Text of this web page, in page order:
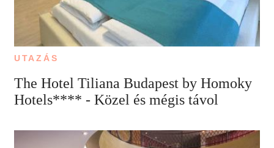
UTAZÁS
The Hotel Tiliana Budapest by Homoky
Hotels**** - Közel és mégis távol